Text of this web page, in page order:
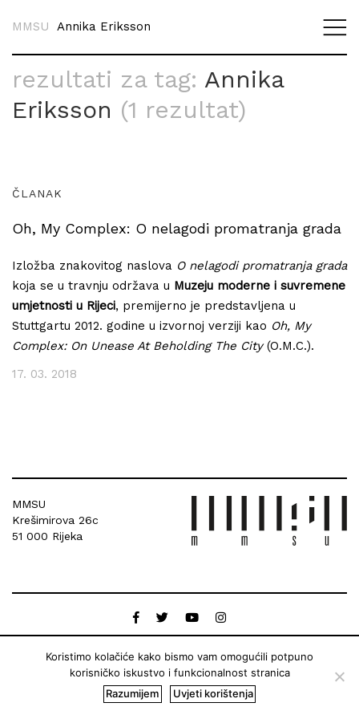
MMSU Annika Eriksson
rezultati za tag: Annika
Eriksson (1 rezultat)
ČLANAK
Oh, My Complex: O nelagodi promatranja grada
Izložba znakovitog naslova O nelagodi promatranja grada
koja se u travnju održava u Muzeju moderne i suvremene
umjetnosti u Rijeci, premijerno je predstavljena u
Stuttgartu 2012. godine u izvornoj verziji kao Oh, My
Complex: On Unease At Beholding The City(O.M.C.).
17. 03. 2018
MMSU
Krešimirova 26c
51 000 Rijeka
Koristimo kolačiće kako bismo vam omogućili potpuno
korisničko iskustvo i funkcionalnost stranica
Razumijem
Uvjeti korištenja